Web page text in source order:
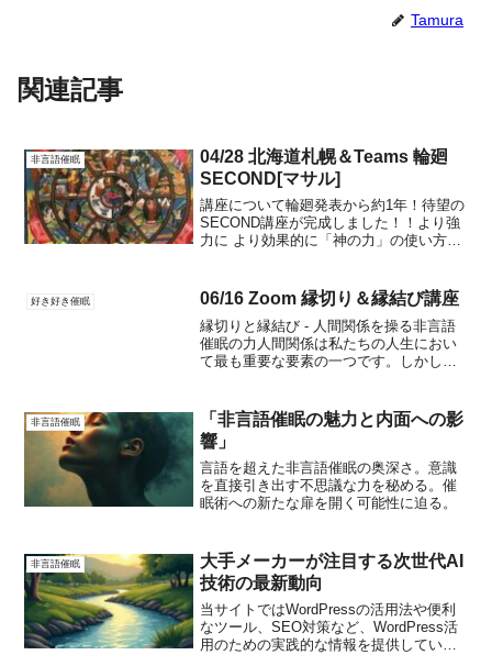
Tamura
関連記事
非言語催眠
04/28 北海道札幌＆Teams 輪廻
SECOND[マサル]
講座について輪廻発表から約1年！待望の
SECOND講座が完成しました！！より強
力に より効果的に「神の力」の使い方と
理解し使い方こなせば永遠に成長して行
く！・強力に技を...
好き好き催眠 06/16 Zoom 縁切り＆縁結び講座
縁切りと縁結び - 人間関係を操る非言語
催眠の力人間関係は私たちの人生におい
て最も重要な要素の一つです。しかし、
あるでしょう。そんな時、非言語催眠の
技術を活用することで...
非言語催眠
「非言語催眠の魅力と内面への影
響」
言語を超えた非言語催眠の奥深さ。意識
を直接引き出す不思議な力を秘める。催
眠術への新たな扉を開く可能性に迫る。
非言語催眠
大手メーカーが注目する次世代AI
技術の最新動向
当サイトではWordPressの活用法や便利
なツール、SEO対策など、WordPress活
用のための実践的な情報を提供していま